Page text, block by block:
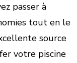
passer à
tout en le
source
votre piscine